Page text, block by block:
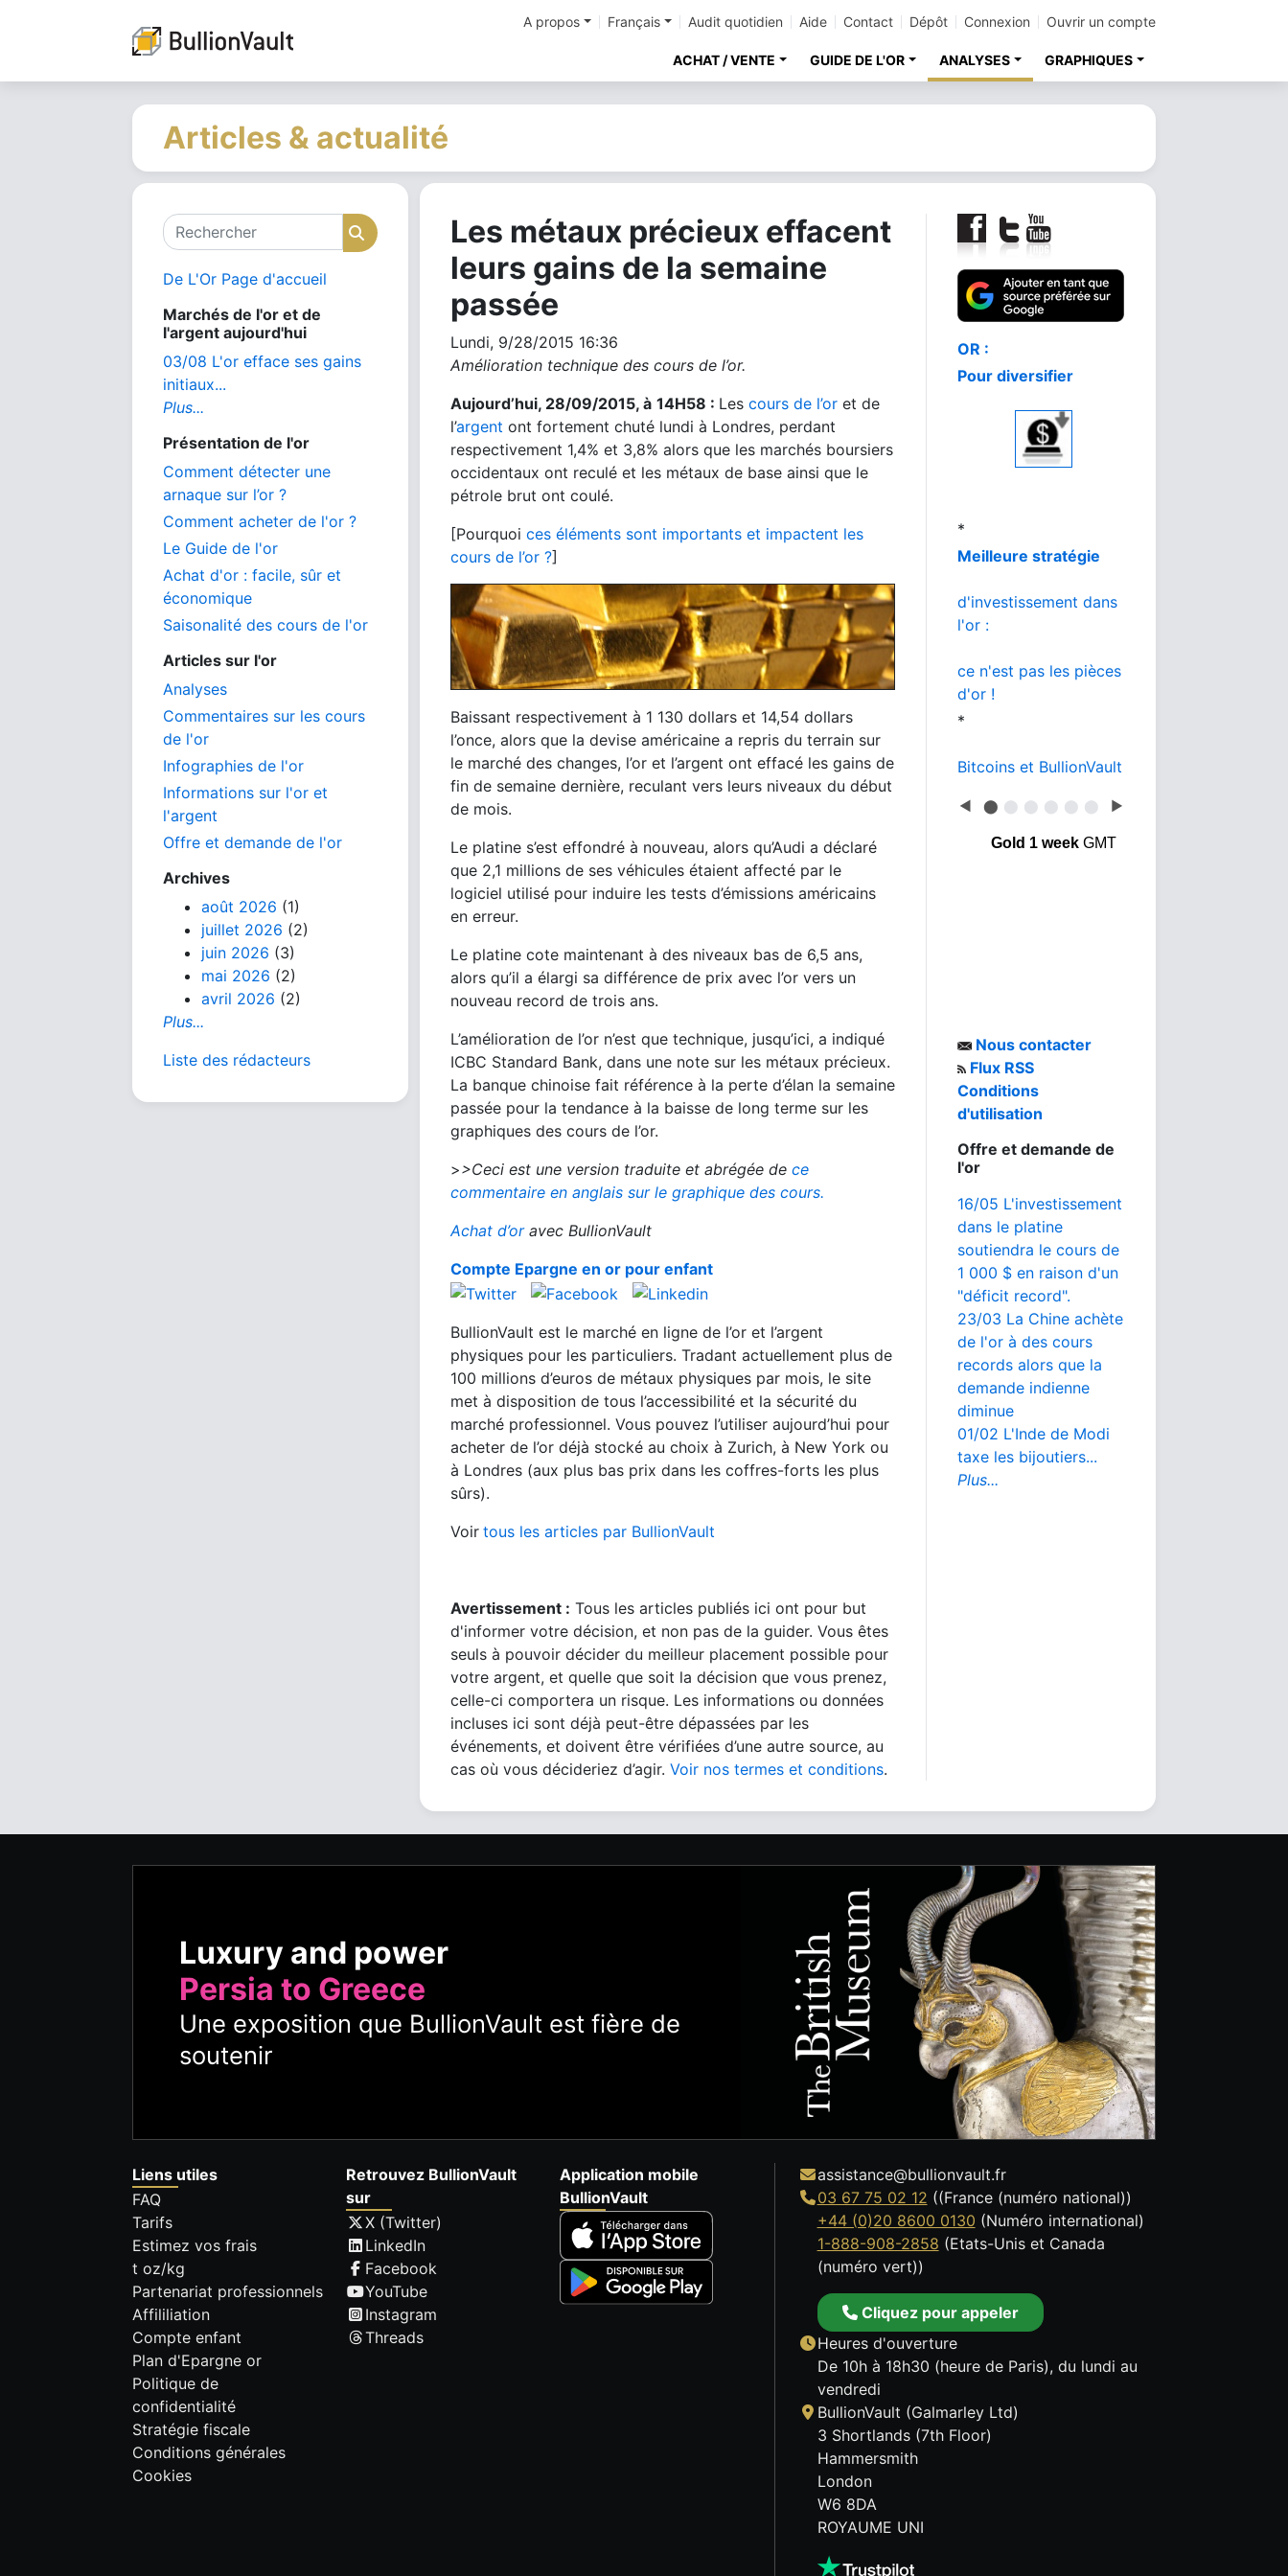
A propos Français Audit quotidien Aide Contact Dépôt Connexion Ouvrir un compte
ACHAT / VENTE GUIDE DE L'OR ANALYSES GRAPHIQUES
Articles & actualité
Rechercher Rechercher
De L'Or Page d'accueil
Marchés de l'or et de
l'argent aujourd'hui
03/08 L'or efface ses gains
initiaux...
Plus...
Présentation de l'or
Comment détecter une
arnaque sur l’or ?
Comment acheter de l'or ?
Le Guide de l'or
Achat d'or : facile, sûr et
économique
Saisonalité des cours de l'or
Articles sur l'or
Analyses
Commentaires sur les cours
de l'or
Infographies de l'or
Informations sur l'or et
l'argent
Offre et demande de l'or
Archives
août 2026 (1)
juillet 2026 (2)
juin 2026 (3)
mai 2026 (2)
avril 2026 (2)
Plus...
Liste des rédacteurs
Les métaux précieux effacent
leurs gains de la semaine
passée
Lundi, 9/28/2015 16:36
Amélioration technique des cours de l’or.
Aujourd’hui, 28/09/2015, à 14H58 : Les cours de l’or et de
l’argent ont fortement chuté lundi à Londres, perdant
respectivement 1,4% et 3,8% alors que les marchés boursiers
occidentaux ont reculé et les métaux de base ainsi que le
pétrole brut ont coulé.
[Pourquoi ces éléments sont importants et impactent les
cours de l’or ?]
Baissant respectivement à 1 130 dollars et 14,54 dollars
l’once, alors que la devise américaine a repris du terrain sur
le marché des changes, l’or et l’argent ont effacé les gains de
fin de semaine dernière, reculant vers leurs niveaux du début
de mois.
Le platine s’est effondré à nouveau, alors qu’Audi a déclaré
que 2,1 millions de ses véhicules étaient affecté par le
logiciel utilisé pour induire les tests d’émissions américains
en erreur.
Le platine cote maintenant à des niveaux bas de 6,5 ans,
alors qu’il a élargi sa différence de prix avec l’or vers un
nouveau record de trois ans.
L’amélioration de l’or n’est que technique, jusqu’ici, a indiqué
ICBC Standard Bank, dans une note sur les métaux précieux.
La banque chinoise fait référence à la perte d’élan la semaine
passée pour la tendance à la baisse de long terme sur les
graphiques des cours de l’or.
>>Ceci est une version traduite et abrégée de ce
commentaire en anglais sur le graphique des cours.
Achat d’oravec BullionVault
Compte Epargne en or pour enfant
BullionVault est le marché en ligne de l’or et l’argent
physiques pour les particuliers. Tradant actuellement plus de
100 millions d’euros de métaux physiques par mois, le site
met à disposition de tous l’accessibilité et la sécurité du
marché professionnel. Vous pouvez l’utiliser aujourd’hui pour
acheter de l’or déjà stocké au choix à Zurich, à New York ou
à Londres (aux plus bas prix dans les coffres-forts les plus
sûrs).
Voir tous les articles par BullionVault
Avertissement : Tous les articles publiés ici ont pour but
d'informer votre décision, et non pas de la guider. Vous êtes
seuls à pouvoir décider du meilleur placement possible pour
votre argent, et quelle que soit la décision que vous prenez,
celle-ci comportera un risque. Les informations ou données
incluses ici sont déjà peut-être dépassées par les
événements, et doivent être vérifiées d’une autre source, au
cas où vous décideriez d’agir. Voir nos termes et conditions.
Comment acheter
au meilleur prix
*
Or ou Bitcoin
◀ ⬤ ⬤ ⬤ ⬤ ⬤ ⬤ ▶
Gold 1 weekGMT
Nous contacter
Flux RSS
Conditions
d'utilisation
Offre et demande de
l'or
16/05 L'investissement
dans le platine
soutiendra le cours de
1 000 $ en raison d'un
"déficit record".
23/03 La Chine achète
de l'or à des cours
records alors que la
demande indienne
diminue
01/02 L'Inde de Modi
taxe les bijoutiers...
Plus...
Luxury and power
Persia to Greece
Une exposition que BullionVault est fière de
soutenir
Liens utiles
FAQ
Tarifs
Estimez vos frais
t oz/kg
Partenariat professionnels
Affililiation
Compte enfant
Plan d'Epargne or
Politique de
confidentialité
Stratégie fiscale
Conditions générales
Cookies
Retrouvez BullionVault
sur
X (Twitter)
LinkedIn
Facebook
YouTube
Instagram
Threads
Application mobile
BullionVault
assistance@bullionvault.fr
03 67 75 02 12 ((France (numéro national))
+44 (0)20 8600 0130 (Numéro international)
1-888-908-2858 (Etats-Unis et Canada
(numéro vert))
Cliquez pour appeler
Heures d'ouverture
De 10h à 18h30 (heure de Paris), du lundi au
vendredi
BullionVault (Galmarley Ltd)
3 Shortlands (7th Floor)
Hammersmith
London
W6 8DA
ROYAUME UNI